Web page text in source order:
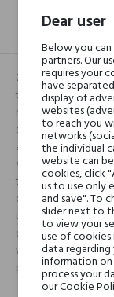
Zapach Alhaine jest
tajemniczym
niezwykle zmysłowa
szlachetnych,
aromatem
subtelne. W sercu
towarzystwie
odrobiną świeżego
uwodzicielska woń
obraz Orientu.
wanilii i irysa,
piżma i drzewa
Dear user
Below you
partners. Our
requires your
have
display of
websites
to reach you
networks
the individual
website can
cookies, click
us to use only
and save". To
slider next to
to view your
use of
data
information on
process your
our Cookie